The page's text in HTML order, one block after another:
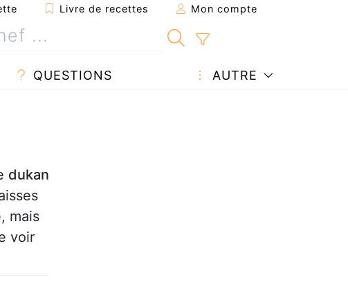
Livre de recettes Mon compte
QUESTIONS AUTRE
dukan
mais
voir